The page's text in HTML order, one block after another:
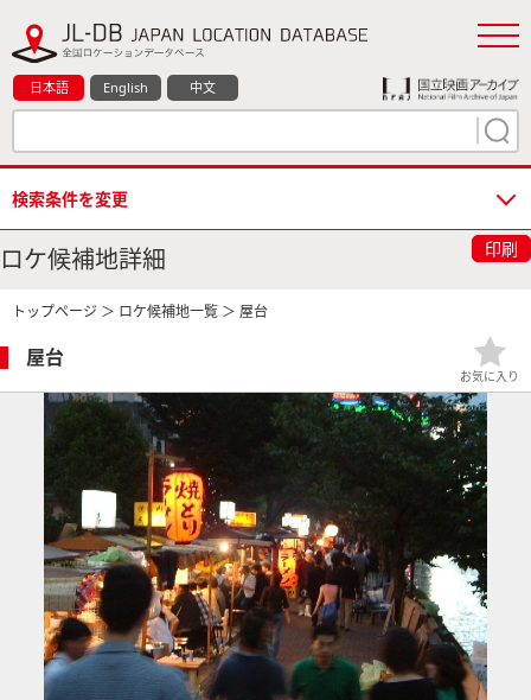
日本語 English 中文
検索条件を変更
ロケ候補地詳細 印刷
トップページ ＞ ロケ候補地一覧 ＞ 屋台
屋台
お気に入り